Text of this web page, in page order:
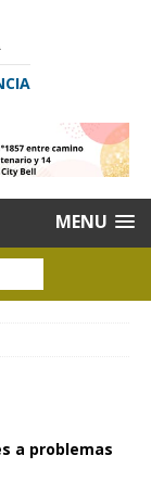
MENU
a problemas